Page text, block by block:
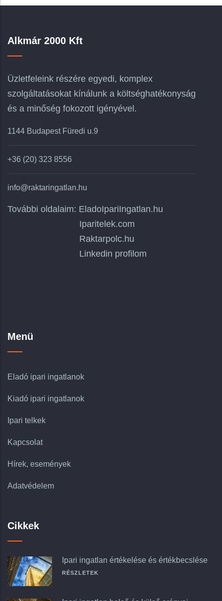
Alkmár 2000 Kft
Üzletfeleink részére egyedi, komplex
szolgáltatásokat kínálunk a költséghatékonyság
és a minőség fokozott igényével.
1144 Budapest Füredi u.9
+36 (20) 323 8556
info@raktaringatlan.hu
További oldalaim: EladoIpariIngatlan.hu
Iparitelek.com
Raktarpolc.hu
Linkedin profilom
Menü
Eladó ipari ingatlanok
Kiadó ipari ingatlanok
Ipari telkek
Kapcsolat
Hírek, események
Adatvédelem
Cikkek
Ipari ingatlan értékelése és értékbecslése
RÉSZLETEK